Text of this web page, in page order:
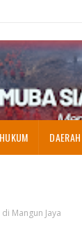
HUKUM DAERAH
Mangun Jaya